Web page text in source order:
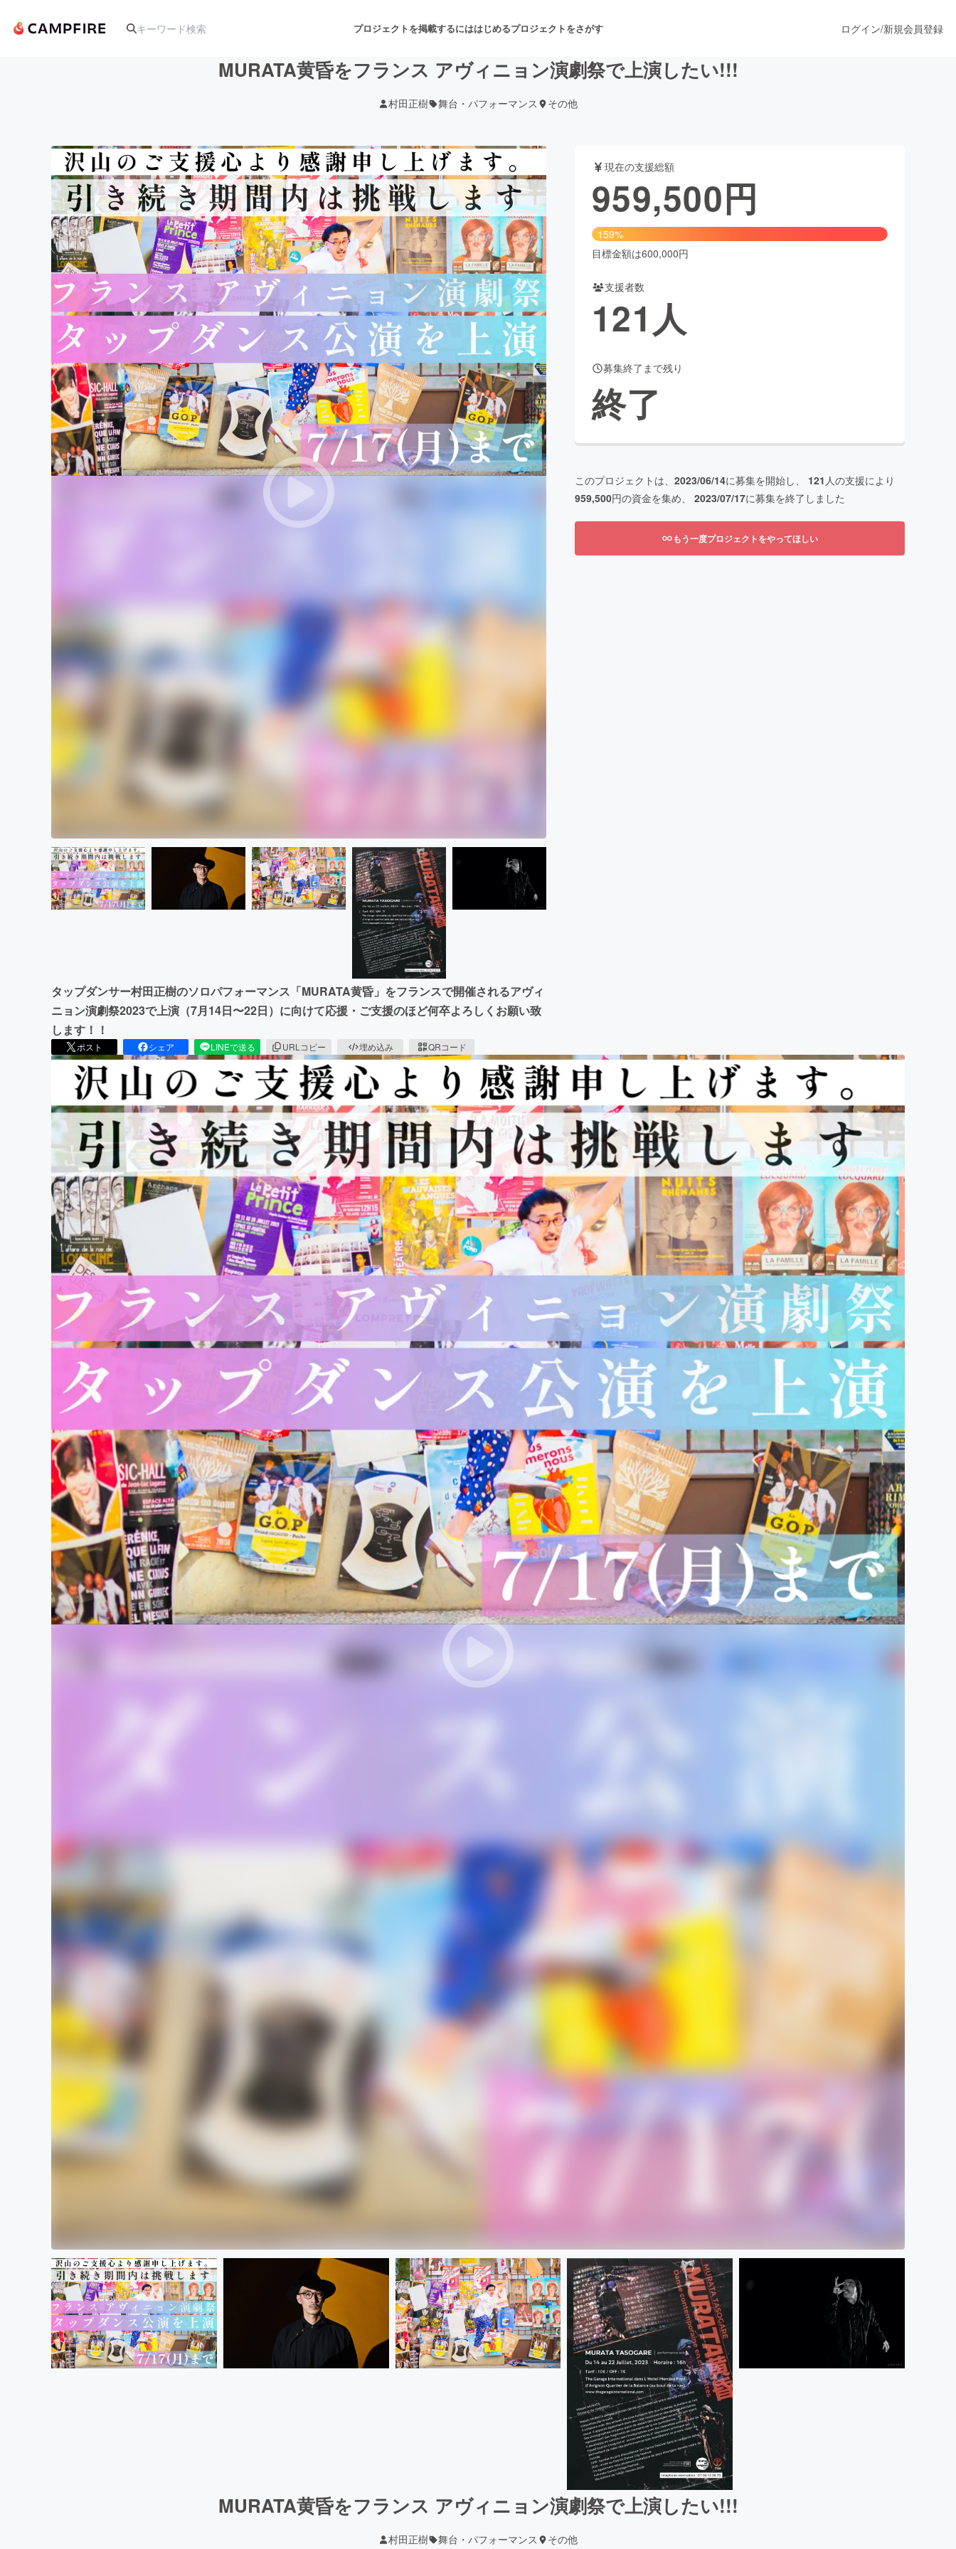
プロジェクトを掲載するにははじめるプロジェクトをさがす
アート・写真 音楽 舞台・パフォーマンス
テクノロジー・ガジェット ゲーム・サービス開発 フード・飲食店 ファッション
映像・映画 書籍・雑誌出版 アニメ・漫画
ビジネス・起業 チャレンジ ビューティー・ヘルスケア
まちづくり・地域活性化
CAMPFIRE for Social GoodCAMPFIRE Creation
CAMPFIREふるさと納税machi-yaコミュニティ
ログイン/新規会員登録
MURATA黄昏をフランス アヴィニョン演劇祭で上演したい!!!
村田正樹 舞台・パフォーマンス その他
タップダンサー村田正樹のソロパフォーマンス「MURATA黄昏」をフランスで開催されるアヴィ
ニョン演劇祭2023で上演（7月14日〜22日）に向けて応援・ご支援のほど何卒よろしくお願い致
します！！
ポスト シェア LINEで送る URLコピー 埋め込み QRコード
現在の支援総額
959,500円
159%
目標金額は600,000円
支援者数
121人
募集終了まで残り
終了
このプロジェクトは、 2023/06/14に募集を開始し、 121 人の支援により
959,500円の資金を集め、 2023/07/17に募集を終了しました
もう一度プロジェクトをやってほしい
MURATA黄昏をフランス アヴィニョン演劇祭で上演したい!!!
村田正樹 舞台・パフォーマンス その他